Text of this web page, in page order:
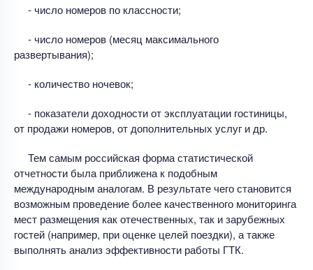
- число номеров по классности;
- число номеров (месяц максимального
развертывания);
- количество ночевок;
- показатели доходности от эксплуатации гостиницы,
от продажи номеров, от дополнительных услуг и др.
Тем самым российская форма статистической
отчетности была приближена к подобным
международным аналогам. В результате чего становится
возможным проведение более качественного мониторинга
мест размещения как отечественных, так и зарубежных
гостей (например, при оценке целей поездки), а также
выполнять анализ эффективности работы ГТК.